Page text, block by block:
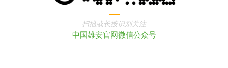
扫描或长按识别关注
中国雄安官网微信公众号